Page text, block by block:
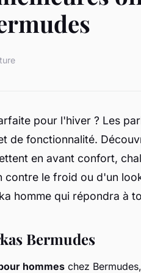
pour l'hiver ? Les
de fonctionnalité.
en avant confort,
contre le froid ou d'un
homme qui répondra à
Bermudes
hommes chez